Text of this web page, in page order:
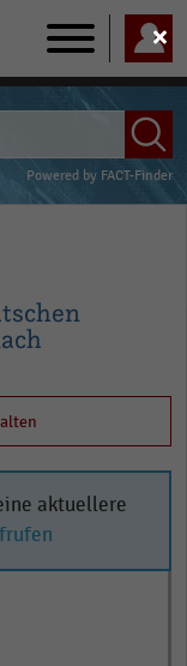
Main
navigation
Powered by FACT-Finder
aktuellere